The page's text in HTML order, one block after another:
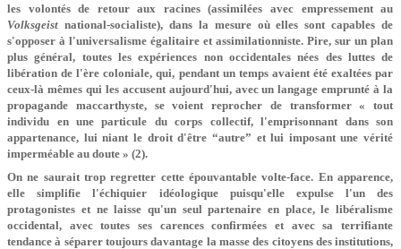
les volontés de retour aux racines (assimilées avec empressement au
Volksgeist national-socialiste), dans la mesure où elles sont capables de
s'opposer à l'universalisme égalitaire et assimilationniste. Pire, sur un plan
plus général, toutes les expériences non occidentales nées des luttes de
libération de l'ère coloniale, qui, pendant un temps avaient été exaltées par
ceux-là mêmes qui les accusent aujourd'hui, avec un langage emprunté à la
propagande maccarthyste, se voient reprocher de transformer « tout
individu en une particule du corps collectif, l'emprisonnant dans son
appartenance, lui niant le droit d'être “autre” et lui imposant une vérité
imperméable au doute » (2).
On ne saurait trop regretter cette épouvantable volte-face. En apparence,
elle simplifie l'échiquier idéologique puisqu'elle expulse l'un des
protagonistes et ne laisse qu'un seul partenaire en place, le libéralisme
occidental, avec toutes ses carences confirmées et avec sa terrifiante
tendance à séparer toujours davantage la masse des citoyens des institutions,